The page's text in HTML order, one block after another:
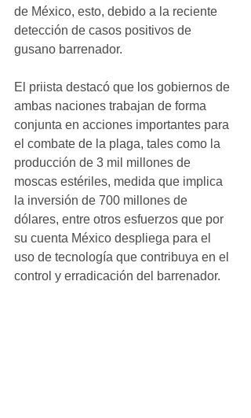
de México, esto, debido a la reciente
detección de casos positivos de
gusano barrenador.
El priista destacó que los gobiernos de
ambas naciones trabajan de forma
conjunta en acciones importantes para
el combate de la plaga, tales como la
producción de 3 mil millones de
moscas estériles, medida que implica
la inversión de 700 millones de
dólares, entre otros esfuerzos que por
su cuenta México despliega para el
uso de tecnología que contribuya en el
control y erradicación del barrenador.